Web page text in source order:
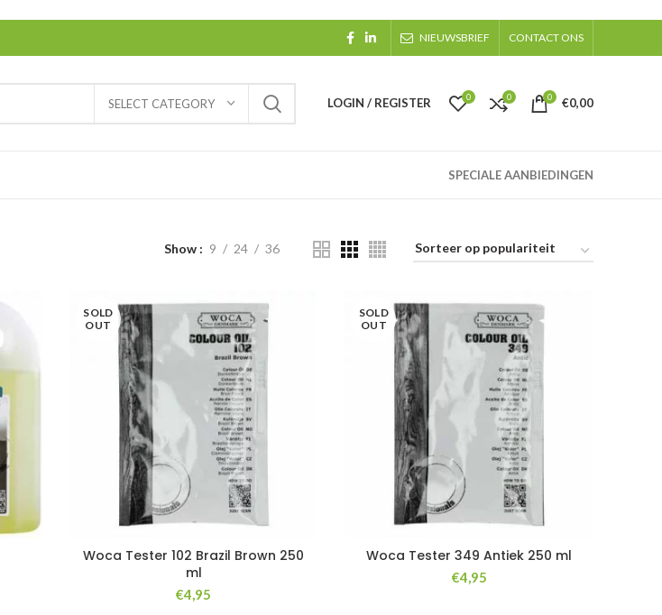
NIEUWSBRIEF CONTACT ONS
SELECT CATEGORY LOGIN / REGISTER 0 0 0 €0,00
SPECIALE AANBIEDINGEN
Show 9 24 36
SOLD
OUT
Woca Tester 102 Brazil Brown 250
ml
€4,95
SOLD
OUT
Woca Tester 349 Antiek 250 ml
€4,95